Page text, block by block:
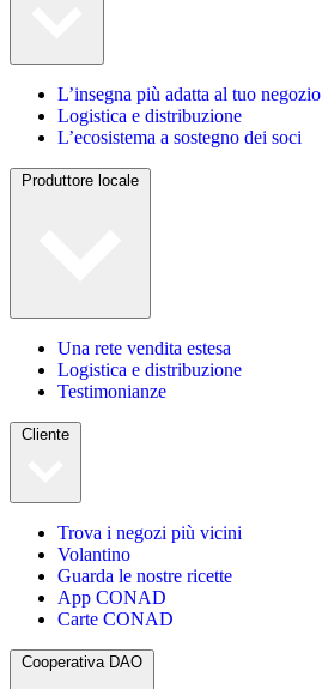
L’insegna più adatta al tuo negozio
Logistica e distribuzione
L’ecosistema a sostegno dei soci
Produttore locale
Una rete vendita estesa
Logistica e distribuzione
Testimonianze
Cliente
Trova i negozi più vicini
Volantino
Guarda le nostre ricette
App CONAD
Carte CONAD
Cooperativa DAO